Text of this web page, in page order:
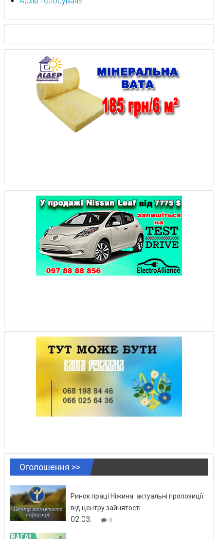
Оголошення >>
Ринок праці Ніжина: актуальні пропозиції
від центру зайнятості
02.03. 0